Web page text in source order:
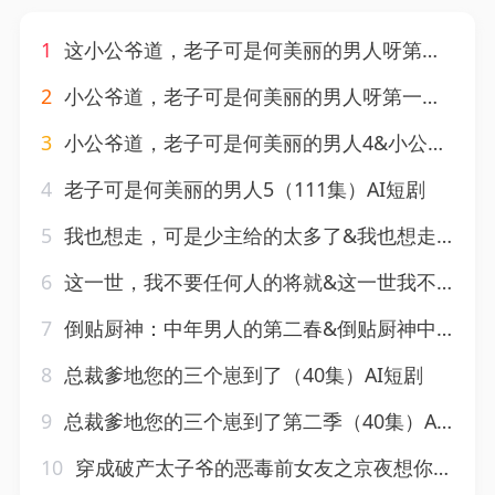
1 这小公爷道，老子可是何美丽的男人呀第一季&这小公爷道老子可是何美丽的男人呀第一季（107集）AI短剧
2 小公爷道，老子可是何美丽的男人呀第一季2&小公爷道老子可是何美丽的男人呀第一季2（118集）AI短剧
3 小公爷道，老子可是何美丽的男人4&小公爷道老子可是何美丽的男人4（123集）AI短剧
4 老子可是何美丽的男人5（111集）AI短剧
5 我也想走，可是少主给的太多了&我也想走可是少主给的太多了（47集）AI短剧
6 这一世，我不要任何人的将就&这一世我不要任何人的将就（51集）AI短剧
7 倒贴厨神：中年男人的第二春&倒贴厨神中年男人的第二春（48集）AI短剧
8 总裁爹地您的三个崽到了（40集）AI短剧
9 总裁爹地您的三个崽到了第二季（40集）AI短剧
10 穿成破产太子爷的恶毒前女友之京夜想你（30集）AI短剧